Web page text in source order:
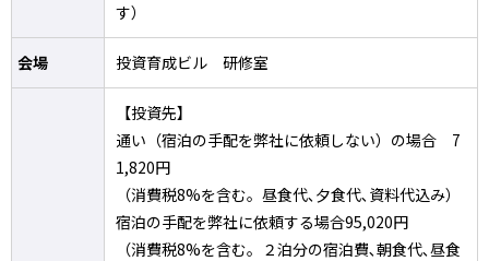
す）
会場 投資育成ビル 研修室
【投資先】
通い（宿泊の手配を弊社に依頼しない）の場合 7
1,820円
（消費税8%を含む。昼食代､夕食代､資料代込み）
宿泊の手配を弊社に依頼する場合95,020円
（消費税8%を含む。２泊分の宿泊費､朝食代､昼食